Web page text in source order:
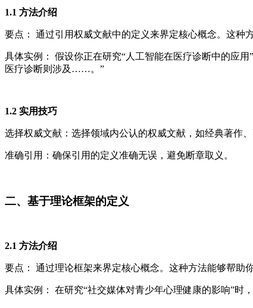
1.1 方法介绍
要点： 通过引用权威文献中的定义来界定核心概念。这种
具体实例： 假设你正在研究“人工智能在医疗诊断中的应
医疗诊断则涉及……。”
1.2 实用技巧
选择权威文献：选择领域内公认的权威文献，如经典著作、
准确引用：确保引用的定义准确无误，避免断章取义。
二、基于理论框架的定义
2.1 方法介绍
要点： 通过理论框架来界定核心概念。这种方法能够帮助
具体实例： 在研究“社交媒体对青少年心理健康的影响”